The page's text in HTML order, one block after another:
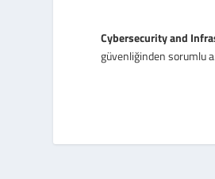
Cybersecurity and
güvenliğinden sorumlu